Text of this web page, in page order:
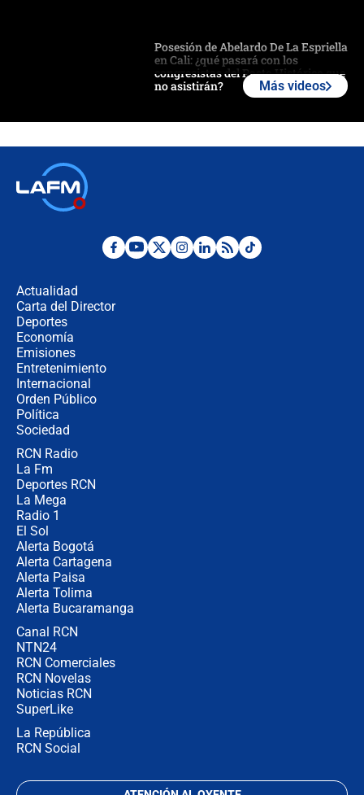
Posesión de Abelardo De La Espriella
en Cali: ¿qué pasará con los
congresistas del Pacto Histórico que
no asistirán?
¿Por qué De la Espriella gobernará
Más videos
Actualidad
Carta del Director
Deportes
Economía
Emisiones
Entretenimiento
Internacional
Orden Público
Política
Sociedad
RCN Radio
La Fm
Deportes RCN
La Mega
Radio 1
El Sol
Alerta Bogotá
Alerta Cartagena
Alerta Paisa
Alerta Tolima
Alerta Bucaramanga
Canal RCN
NTN24
RCN Comerciales
RCN Novelas
Noticias RCN
SuperLike
La República
RCN Social